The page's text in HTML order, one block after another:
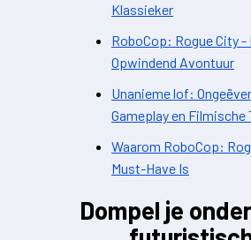
Klassieker
RoboCop: Rogue City -
Opwindend Avontuur
Unanieme lof:
Gameplay en Filmische
Waarom RoboCop:
Must-Have Is
Dompel je